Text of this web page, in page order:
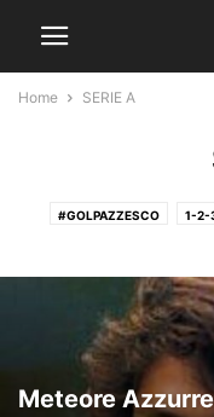
Home SERIE A
#GOLPAZZESCO 1-2-
LA VOCE DEL MERCOLEDI
Meteore